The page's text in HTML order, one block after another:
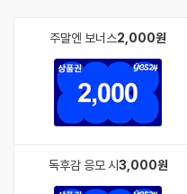
주말엔 보너스2,000원
독후감 응모 시3,000원